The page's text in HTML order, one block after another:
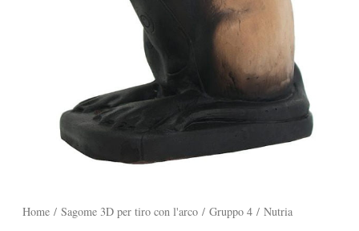
Home/ Sagome 3D per tiro con l'arco/ Gruppo 4/ Nutria